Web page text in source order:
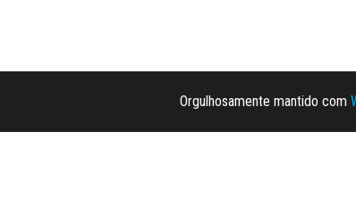
Orgulhosamente mantido com